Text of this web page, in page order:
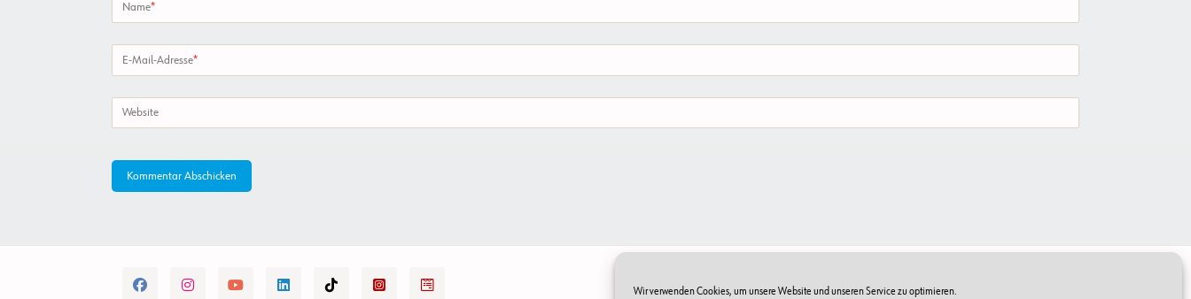
Wir verwenden Cookies, um unsere Website und unseren Service zu optimieren.
Name*
E-Mail-Adresse*
Website